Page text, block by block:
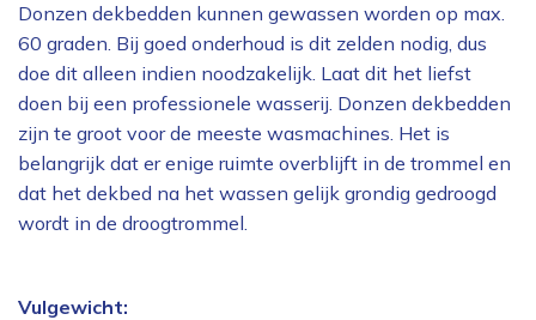
Donzen dekbedden kunnen gewassen worden op max.
60 graden. Bij goed onderhoud is dit zelden nodig, dus
doe dit alleen indien noodzakelijk. Laat dit het liefst
doen bij een professionele wasserij. Donzen dekbedden
zijn te groot voor de meeste wasmachines. Het is
belangrijk dat er enige ruimte overblijft in de trommel en
dat het dekbed na het wassen gelijk grondig gedroogd
wordt in de droogtrommel.
Vulgewicht: